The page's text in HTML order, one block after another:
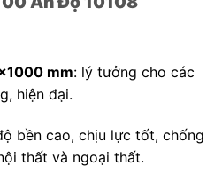
mm: lý tưởng cho các
hiện đại.
bền cao, chịu lực tốt, chống
thất và ngoại thất.